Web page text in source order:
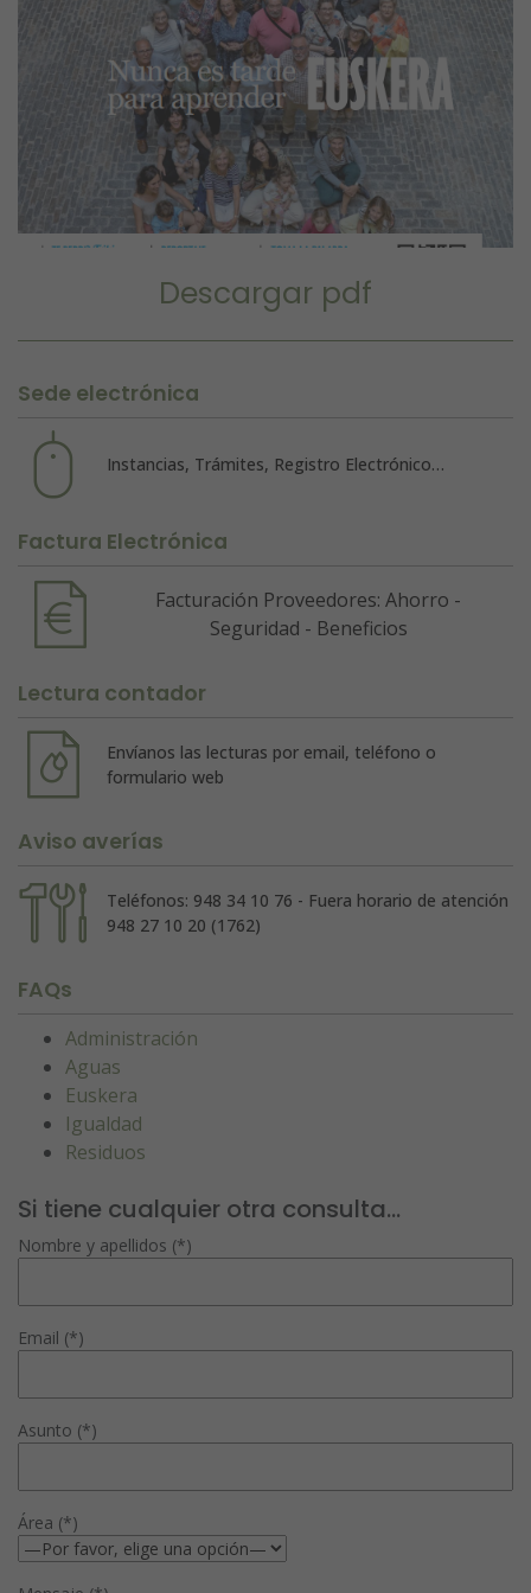
Descargar pdf
Sede electrónica
Instancias, Trámites, Registro Electrónico…
Factura Electrónica
Facturación Proveedores: Ahorro -
Seguridad - Beneficios
Lectura contador
Envíanos las lecturas por email, teléfono o
formulario web
Aviso averías
Teléfonos: 948 34 10 76 - Fuera horario de atención
948 27 10 20 (1762)
FAQs
Administración
Aguas
Euskera
Igualdad
Residuos
Si tiene cualquier otra consulta...
Nombre y apellidos (*)
Email (*)
Asunto (*)
Área (*)